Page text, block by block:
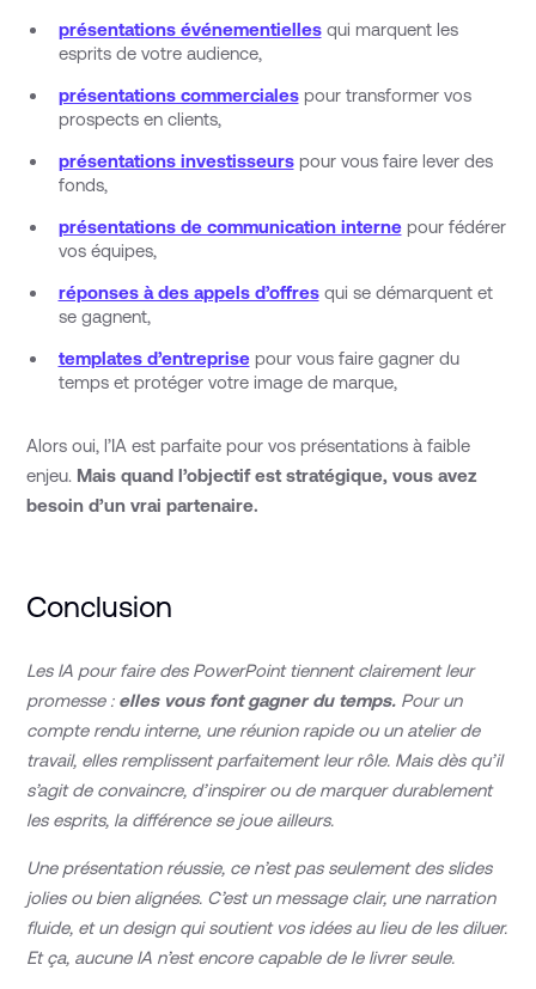
présentations événementiellesqui marquent les
esprits de votre audience,
présentations commercialespour transformer vos
prospects en clients,
présentations investisseurspour vous faire lever des
fonds,
présentations de communication internepour fédérer
vos équipes,
réponses à des appels d’offresqui se démarquent et
se gagnent,
templates d’entreprisepour vous faire gagner du
temps et protéger votre image de marque,
Alors oui, l’IA est parfaite pour vos présentations à faible
enjeu. Mais quand l’objectif est stratégique, vous avez
besoin d’un vrai partenaire.
Conclusion
Les IA pour faire des PowerPoint tiennent clairement leur
promesse : elles vous font gagner du temps. Pour un
compte rendu interne, une réunion rapide ou un atelier de
travail, elles remplissent parfaitement leur rôle. Mais dès qu’il
s’agit de convaincre, d’inspirer ou de marquer durablement
les esprits, la différence se joue ailleurs.
Une présentation réussie, ce n’est pas seulement des slides
jolies ou bien alignées. C’est un message clair, une narration
fluide, et un design qui soutient vos idées au lieu de les diluer.
Et ça, aucune IA n’est encore capable de le livrer seule.